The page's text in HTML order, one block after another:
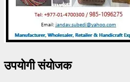
उपयाेगी संयाेजक